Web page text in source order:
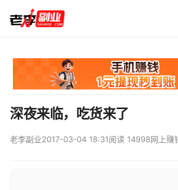
深夜来临，吃货来了
老李副业2017-03-04 18:31阅读 14998网上赚